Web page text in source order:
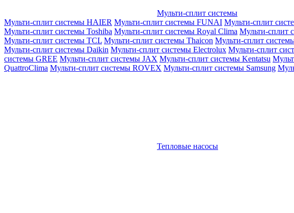
Мульти-сплит системы
Мульти-сплит системы HAIER Мульти-сплит системы FUNAI Мульти-сплит
Мульти-сплит системы Toshiba Мульти-сплит системы Royal Clima Мульти-сплит
Мульти-сплит системы TCL Мульти-сплит системы Thaicon Мульти-сплит
Мульти-сплит системы Daikin Мульти-сплит системы Electrolux Мульти-сплит
системы GREE Мульти-сплит системы JAX Мульти-сплит системы Kentatsu
QuattroClima Мульти-сплит системы ROVEX Мульти-сплит системы Samsung
Тепловые насосы